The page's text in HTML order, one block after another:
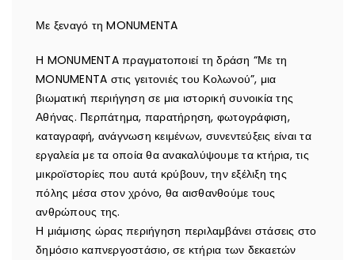
Με ξεναγό τη MONUMENTA
Η MONUMENTA πραγματοποιεί τη δράση “Με τη
MONUMENTA στις γειτονιές του Κολωνού”, μια
βιωματική περιήγηση σε μια ιστορική συνοικία της
Αθήνας. Περπάτημα, παρατήρηση, φωτογράφιση,
καταγραφή, ανάγνωση κειμένων, συνεντεύξεις είναι τα
εργαλεία με τα οποία θα ανακαλύψουμε τα κτήρια, τις
μικροϊστορίες που αυτά κρύβουν, την εξέλιξη της
πόλης μέσα στον χρόνο, θα αισθανθούμε τους
ανθρώπους της.
Η μιάμισης ώρας περιήγηση περιλαμβάνει στάσεις στο
δημόσιο καπνεργοστάσιο, σε κτήρια των δεκαετών